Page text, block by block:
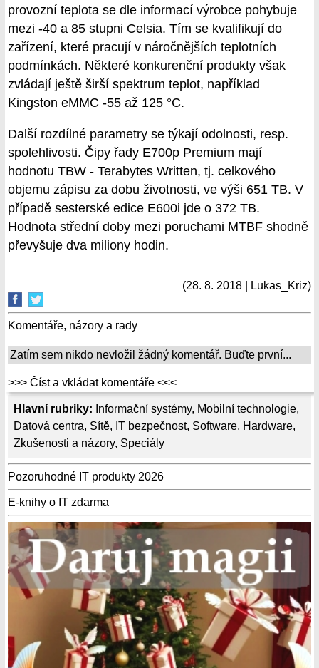
Hlavní rubriky: Informační systémy, Mobilní technologie,
Datová centra, Sítě, IT bezpečnost, Software, Hardware,
Zkušenosti a názory, Speciály
Pozoruhodné IT produkty 2026
E-knihy o IT zdarma
provozní teplota se dle informací výrobce pohybuje
mezi -40 a 85 stupni Celsia. Tím se kvalifikují do
zařízení, které pracují v náročnějších teplotních
podmínkách. Některé konkurenční produkty však
zvládají ještě širší spektrum teplot, například
Kingston eMMC -55 až 125 °C.
Další rozdílné parametry se týkají odolnosti, resp.
spolehlivosti. Čipy řady E700p Premium mají
hodnotu TBW - Terabytes Written, tj. celkového
objemu zápisu za dobu životnosti, ve výši 651 TB. V
případě sesterské edice E600i jde o 372 TB.
Hodnota střední doby mezi poruchami MTBF shodně
převyšuje dva miliony hodin.
(28. 8. 2018 | Lukas_Kriz)
Komentáře, názory a rady
Zatím sem nikdo nevložil žádný komentář. Buďte první...
>>> Číst a vkládat komentáře <<<